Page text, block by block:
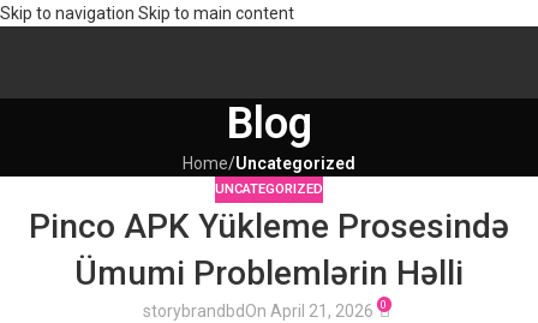
Skip to navigation Skip to main content
Blog
Home/Uncategorized
UNCATEGORIZED
Pinco APK Yükleme Prosesində
Ümumi Problemlərin Həlli
storybrandbdOn April 21, 2026 0